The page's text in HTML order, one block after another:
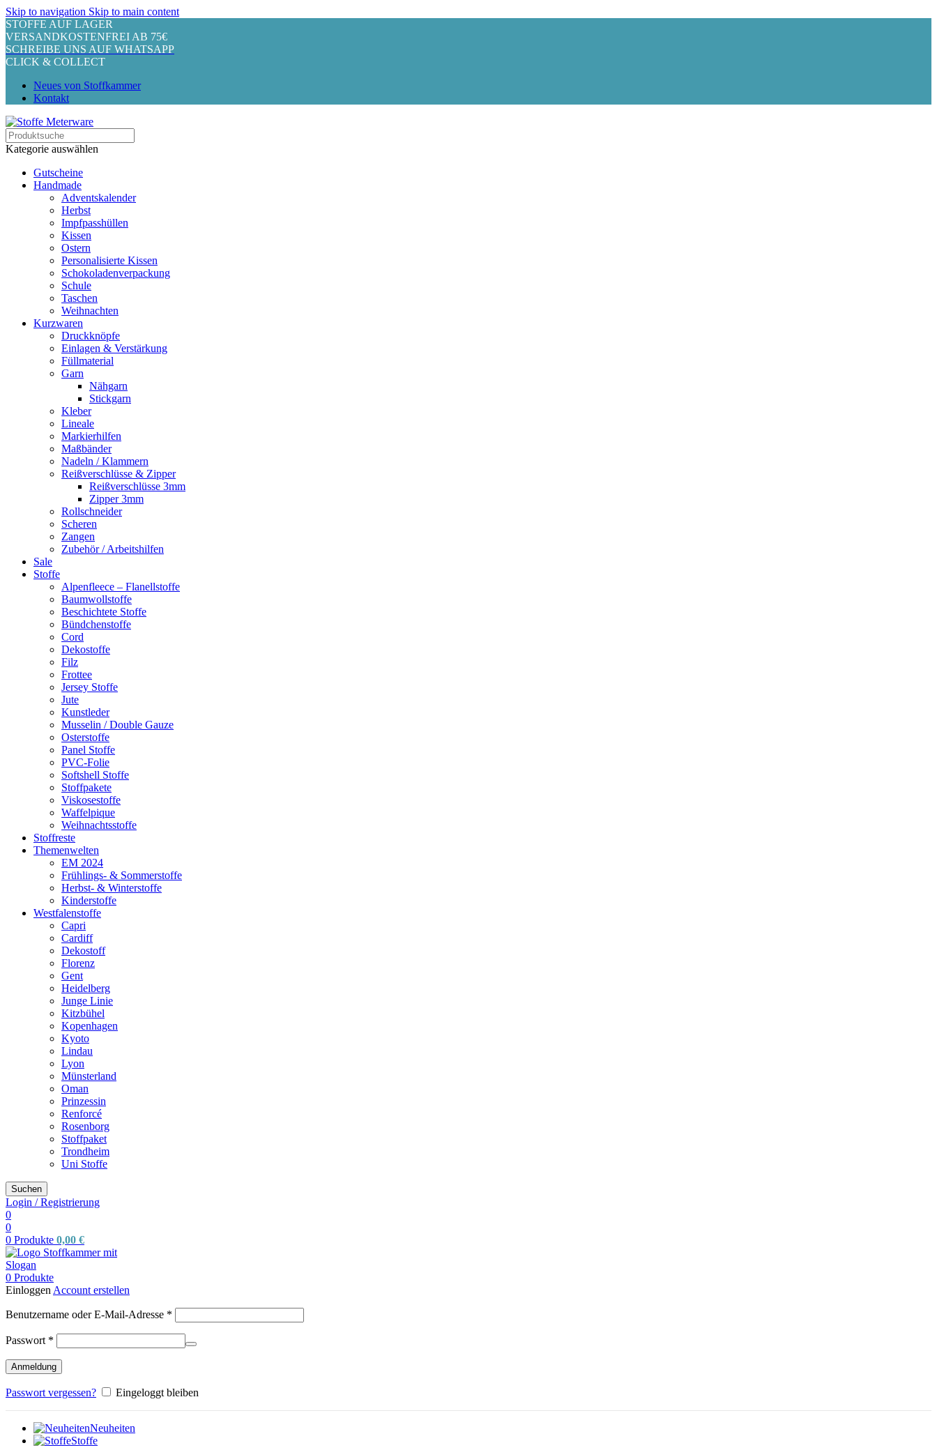
Skip to navigation Skip to main content
STOFFE AUF LAGER
VERSANDKOSTENFREI AB 75€
SCHREIBE UNS AUF WHATSAPP
CLICK & COLLECT
Neues von Stoffkammer
Kontakt
Kategorie auswählen
Gutscheine
Handmade
Adventskalender
Herbst
Impfpasshüllen
Kissen
Ostern
Personalisierte Kissen
Schokoladenverpackung
Schule
Taschen
Weihnachten
Kurzwaren
Druckknöpfe
Einlagen & Verstärkung
Füllmaterial
Garn
Nähgarn
Stickgarn
Kleber
Lineale
Markierhilfen
Maßbänder
Nadeln / Klammern
Reißverschlüsse & Zipper
Reißverschlüsse 3mm
Zipper 3mm
Rollschneider
Scheren
Zangen
Zubehör / Arbeitshilfen
Sale
Stoffe
Alpenfleece – Flanellstoffe
Baumwollstoffe
Beschichtete Stoffe
Bündchenstoffe
Cord
Dekostoffe
Filz
Frottee
Jersey Stoffe
Jute
Kunstleder
Musselin / Double Gauze
Osterstoffe
Panel Stoffe
PVC-Folie
Softshell Stoffe
Stoffpakete
Viskosestoffe
Waffelpique
Weihnachtsstoffe
Stoffreste
Themenwelten
EM 2024
Frühlings- & Sommerstoffe
Herbst- & Winterstoffe
Kinderstoffe
Westfalenstoffe
Capri
Cardiff
Dekostoff
Florenz
Gent
Heidelberg
Junge Linie
Kitzbühel
Kopenhagen
Kyoto
Lindau
Lyon
Münsterland
Oman
Prinzessin
Renforcé
Rosenborg
Stoffpaket
Trondheim
Uni Stoffe
Suchen
Login / Registrierung
0
0
0 Produkte 0,00 €
0 Produkte
Einloggen Account erstellen
Benutzername oder E-Mail-Adresse *
Passwort *
Anmeldung
Passwort vergessen? Eingeloggt bleiben
Neuheiten
Stoffe